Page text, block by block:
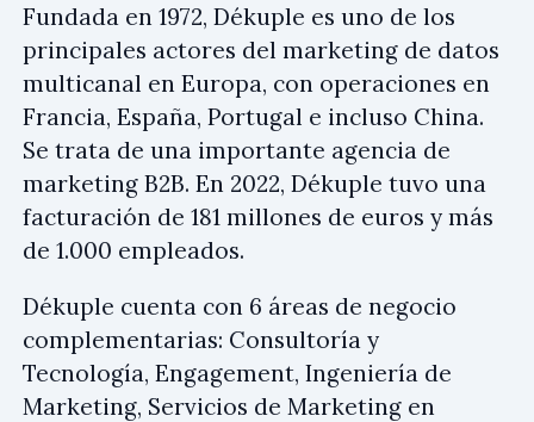
Fundada en 1972, Dékuple es uno de los
principales actores del marketing de datos
multicanal en Europa, con operaciones en
Francia, España, Portugal e incluso China.
Se trata de una importante agencia de
marketing B2B. En 2022, Dékuple tuvo una
facturación de 181 millones de euros y más
de 1.000 empleados.
Dékuple cuenta con 6 áreas de negocio
complementarias: Consultoría y
Tecnología, Engagement, Ingeniería de
Marketing, Servicios de Marketing en